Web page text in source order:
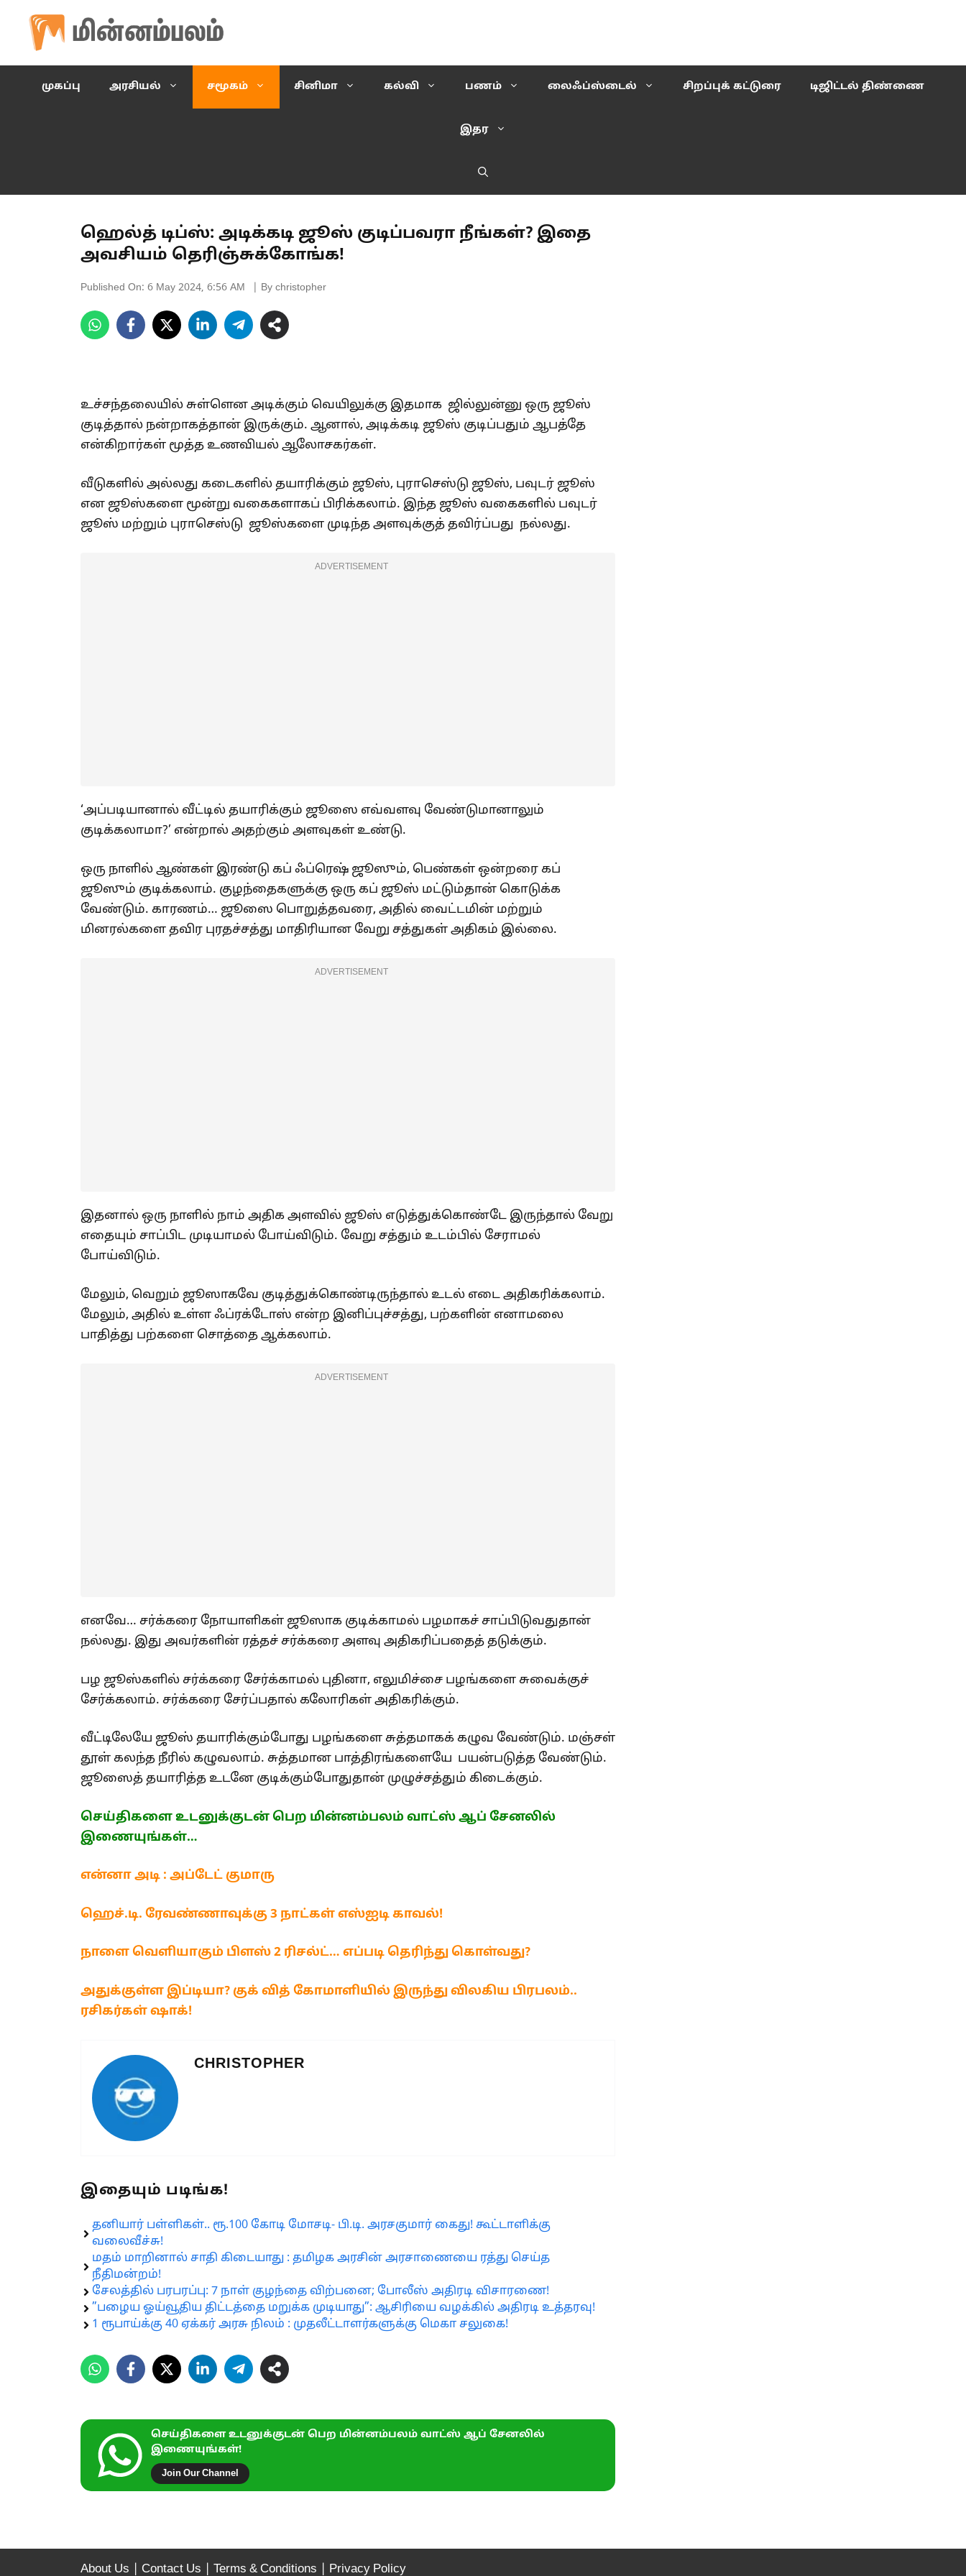
content
முகப்பு அரசியல் சமூகம் சினிமா கல்வி பணம் லைஃப்ஸ்டைல் சிறப்புக் கட்டுரை டிஜிட்டல் திண்ணை
இதர
ஹெல்த் டிப்ஸ்: அடிக்கடி ஜூஸ் குடிப்பவரா நீங்கள்? இதை
அவசியம் தெரிஞ்சுக்கோங்க!
Published On: 6 May 2024, 6:56 AM | By christopher
உச்சந்தலையில் சுள்ளென அடிக்கும் வெயிலுக்கு இதமாக ஜில்லுன்னு ஒரு ஜூஸ்
குடித்தால் நன்றாகத்தான் இருக்கும். ஆனால், அடிக்கடி ஜூஸ் குடிப்பதும் ஆபத்தே
என்கிறார்கள் மூத்த உணவியல் ஆலோசகர்கள்.
வீடுகளில் அல்லது கடைகளில் தயாரிக்கும் ஜூஸ், புராசெஸ்டு ஜூஸ், பவுடர் ஜூஸ்
என ஜூஸ்களை மூன்று வகைகளாகப் பிரிக்கலாம். இந்த ஜூஸ் வகைகளில் பவுடர்
ஜூஸ் மற்றும் புராசெஸ்டு ஜூஸ்களை முடிந்த அளவுக்குத் தவிர்ப்பது நல்லது.
ADVERTISEMENT
‘அப்படியானால் வீட்டில் தயாரிக்கும் ஜூஸை எவ்வளவு வேண்டுமானாலும்
குடிக்கலாமா?’ என்றால் அதற்கும் அளவுகள் உண்டு.
ஒரு நாளில் ஆண்கள் இரண்டு கப் ஃப்ரெஷ் ஜூஸும், பெண்கள் ஒன்றரை கப்
ஜூஸும் குடிக்கலாம். குழந்தைகளுக்கு ஒரு கப் ஜூஸ் மட்டும்தான் கொடுக்க
வேண்டும். காரணம்… ஜூஸை பொறுத்தவரை, அதில் வைட்டமின் மற்றும்
மினரல்களை தவிர புரதச்சத்து மாதிரியான வேறு சத்துகள் அதிகம் இல்லை.
ADVERTISEMENT
இதனால் ஒரு நாளில் நாம் அதிக அளவில் ஜூஸ் எடுத்துக்கொண்டே இருந்தால் வேறு
எதையும் சாப்பிட முடியாமல் போய்விடும். வேறு சத்தும் உடம்பில் சேராமல்
போய்விடும்.
மேலும், வெறும் ஜூஸாகவே குடித்துக்கொண்டிருந்தால் உடல் எடை அதிகரிக்கலாம்.
மேலும், அதில் உள்ள ஃப்ரக்டோஸ் என்ற இனிப்புச்சத்து, பற்களின் எனாமலை
பாதித்து பற்களை சொத்தை ஆக்கலாம்.
ADVERTISEMENT
எனவே… சர்க்கரை நோயாளிகள் ஜூஸாக குடிக்காமல் பழமாகச் சாப்பிடுவதுதான்
நல்லது. இது அவர்களின் ரத்தச் சர்க்கரை அளவு அதிகரிப்பதைத் தடுக்கும்.
பழ ஜூஸ்களில் சர்க்கரை சேர்க்காமல் புதினா, எலுமிச்சை பழங்களை சுவைக்குச்
சேர்க்கலாம். சர்க்கரை சேர்ப்பதால் கலோரிகள் அதிகரிக்கும்.
வீட்டிலேயே ஜூஸ் தயாரிக்கும்போது பழங்களை சுத்தமாகக் கழுவ வேண்டும். மஞ்சள்
தூள் கலந்த நீரில் கழுவலாம். சுத்தமான பாத்திரங்களையே பயன்படுத்த வேண்டும்.
ஜூஸைத் தயாரித்த உடனே குடிக்கும்போதுதான் முழுச்சத்தும் கிடைக்கும்.
செய்திகளை உடனுக்குடன் பெற மின்னம்பலம் வாட்ஸ் ஆப் சேனலில்
இணையுங்கள்…
என்னா அடி : அப்டேட் குமாரு
ஹெச்.டி. ரேவண்ணாவுக்கு 3 நாட்கள் எஸ்ஐடி காவல்!
நாளை வெளியாகும் பிளஸ் 2 ரிசல்ட்… எப்படி தெரிந்து கொள்வது?
அதுக்குள்ள இப்டியா? குக் வித் கோமாளியில் இருந்து விலகிய பிரபலம்..
ரசிகர்கள் ஷாக்!
CHRISTOPHER
இதையும் படிங்க!
தனியார் பள்ளிகள்.. ரூ.100 கோடி மோசடி- பி.டி. அரசகுமார் கைது! கூட்டாளிக்கு
வலைவீச்சு!
மதம் மாறினால் சாதி கிடையாது : தமிழக அரசின் அரசாணையை ரத்து செய்த
நீதிமன்றம்!
சேலத்தில் பரபரப்பு: 7 நாள் குழந்தை விற்பனை; போலீஸ் அதிரடி விசாரணை!
”பழைய ஓய்வூதிய திட்டத்தை மறுக்க முடியாது”: ஆசிரியை வழக்கில் அதிரடி உத்தரவு!
1 ரூபாய்க்கு 40 ஏக்கர் அரசு நிலம் : முதலீட்டாளர்களுக்கு மெகா சலுகை!
செய்திகளை உடனுக்குடன் பெற மின்னம்பலம் வாட்ஸ் ஆப் சேனலில்
இணையுங்கள்!
Join Our Channel
About Us Contact Us Terms & Conditions Privacy Policy